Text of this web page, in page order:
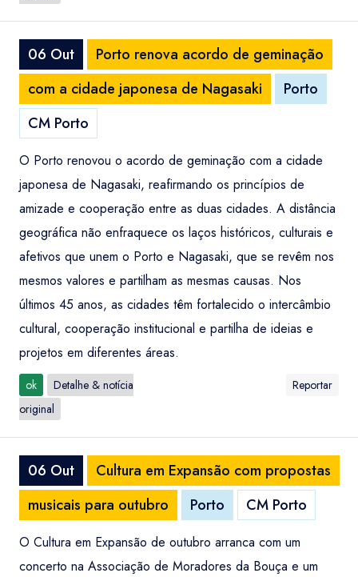
06 Out
Porto renova acordo de geminação
com a cidade japonesa de Nagasaki
Porto
CM Porto
O Porto renovou o acordo de geminação com a cidade
japonesa de Nagasaki, reafirmando os princípios de
amizade e cooperação entre as duas cidades. A distância
geográfica não enfraquece os laços históricos, culturais e
afetivos que unem o Porto e Nagasaki, que se revêm nos
mesmos valores e partilham as mesmas causas. Nos
últimos 45 anos, as cidades têm fortalecido o intercâmbio
cultural, cooperação institucional e partilha de ideias e
projetos em diferentes áreas.
ok
Detalhe & notícia
original
Reportar
06 Out
Cultura em Expansão com propostas
musicais para outubro
Porto CM Porto
O Cultura em Expansão de outubro arranca com um
concerto na Associação de Moradores da Bouça e um